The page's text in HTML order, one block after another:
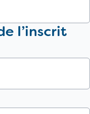
l’inscrit